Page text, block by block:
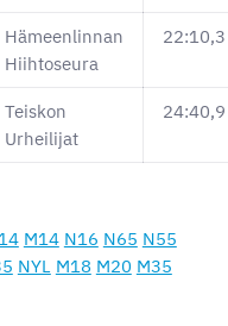
Hämeenlinnan
Hiihtoseura
22:10,3
Teiskon
Urheilijat
24:40,9
M14 N16 N65 N55
NYL M18 M20 M35